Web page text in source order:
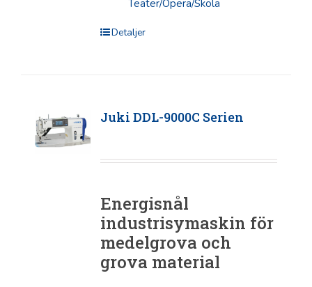
Teater/Opera/Skola
Detaljer
Juki DDL-9000C Serien
Energisnål
industrisymaskin för
medelgrova och
grova material